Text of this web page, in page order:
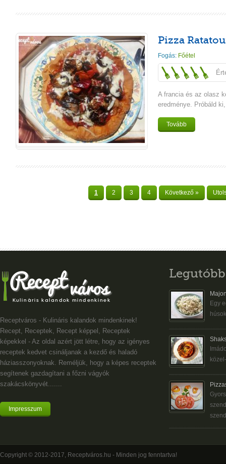
Pizza
Fogás: Főétel
A francia és az olasz
eredménye. Próbáld
Tovább
1 2 3 4 Következő »
Receptváros - Kulináris kalandok mindenkinek!
Recept, Receptek, Recept képpel, Receptek
képekkel - Az oldal azért jött létre, hogy az igényes
receptek kedvet csináljanak a kezdő és haladó
háziasszonyoknak. Reméljük, hogy a képes receptek
segítenek gazdagítani a főzni vágyók
szakácskönyvét.......
Impresszum
Egy
Copyright © 2012-2017, Receptváros.hu - Minden jog fenntartva!